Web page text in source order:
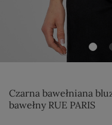
Czarna bawełniana
bawełny RUE PARIS